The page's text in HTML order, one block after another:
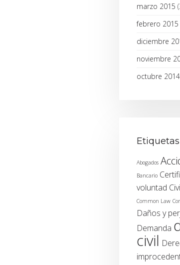
marzo 2015
febrero 2015
diciembre
noviembre
octubre 2014
Etiquetas
Abogados
Bancario
voluntad
Common Law
Daños y
Demanda
civil